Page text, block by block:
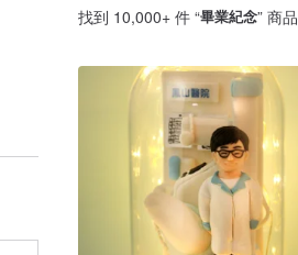
找到 10,000+ 件 “畢業紀念” 商品